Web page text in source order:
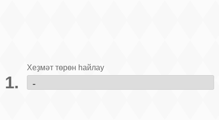
Хеҙмәт төрөн һайлау